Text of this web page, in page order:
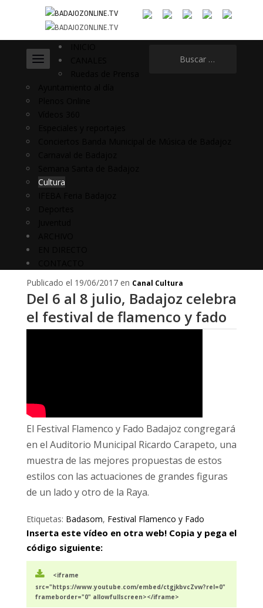
Cultura
Publicado el 19/06/2017 en Canal Cultura
Del 6 al 8 julio, Badajoz celebra
el festival de flamenco y fado
El Festival Flamenco y Fado Badajoz congregará
en el Auditorio Municipal Ricardo Carapeto, una
muestra de las mejores propuestas de estos
estilos con las actuaciones de grandes figuras
de un lado y otro de la Raya.
Etiquetas: Badasom, Festival Flamenco y Fado
Inserta este vídeo en otra web! Copia y pega el
código siguiente:
<iframe
src="https://www.youtube.com/embed/ctgjkbvcZvw?rel=0"
frameborder="0" allowfullscreen></iframe>